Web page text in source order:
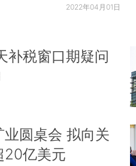
2022年04月01日
补税窗口期疑问
圆桌会 拟向关
20亿美元